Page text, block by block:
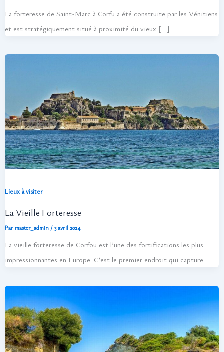
La forteresse de Saint-Marc à Corfu a été construite par les Vénitiens
et est stratégiquement situé à proximité du vieux […]
Lieux à visiter
La Vieille Forteresse
Par master_admin / 3 avril 2024
La vieille forteresse de Corfou est l’une des fortifications les plus
impressionnantes en Europe. C’est le premier endroit qui capture